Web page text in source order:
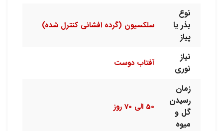
نوع
بذر یا
پیاز
سلکسیون (گرده افشانی کنترل شده)
نیاز
نوری
آفتاب دوست
زمان
رسیدن
گل و
میوه
50 الی 70 روز